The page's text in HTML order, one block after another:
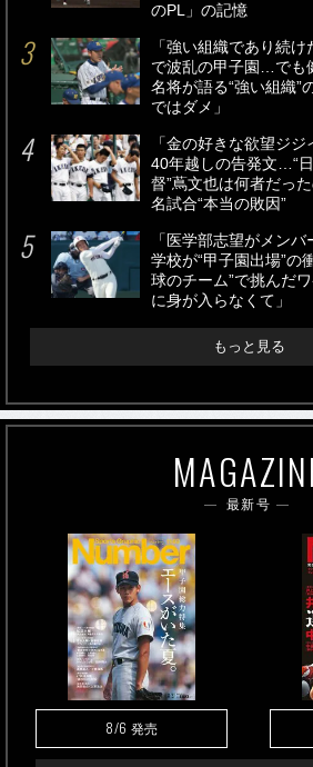
のPL」の記憶
「強い組織であり続
で波乱の甲子園…でも
名将が語る“強い組織”
ではダメ」
「金の好きな欲望ジ
40年越しの告発文…“
督”蔦文也は何者だっ
名試合“本当の敗因”
「医学部志望がメン
学校が“甲子園出場”
球のチーム”で挑んだ
に身が入らなくて」
もっと見る
最新号
8/6 発売